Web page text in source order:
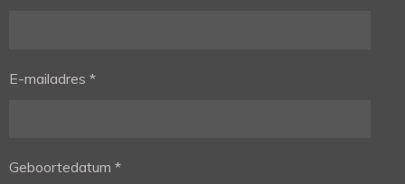
E-mailadres *
Geboortedatum *